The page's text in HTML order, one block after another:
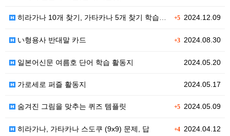
+52024.12.09
히라가나 10개 찾기, 가타카나 5개 찾기 학습지 모든…
+32024.08.30
い형용사 반대말 카드
2024.05.20
일본어신문 여름호 단어 학습 활동지
2024.05.17
가로세로 퍼즐 활동지
+52024.05.09
숨겨진 그림을 맞추는 퀴즈 템플릿
+42024.04.12
히라가나, 가타카나 스도쿠 (9x9) 문제, 답